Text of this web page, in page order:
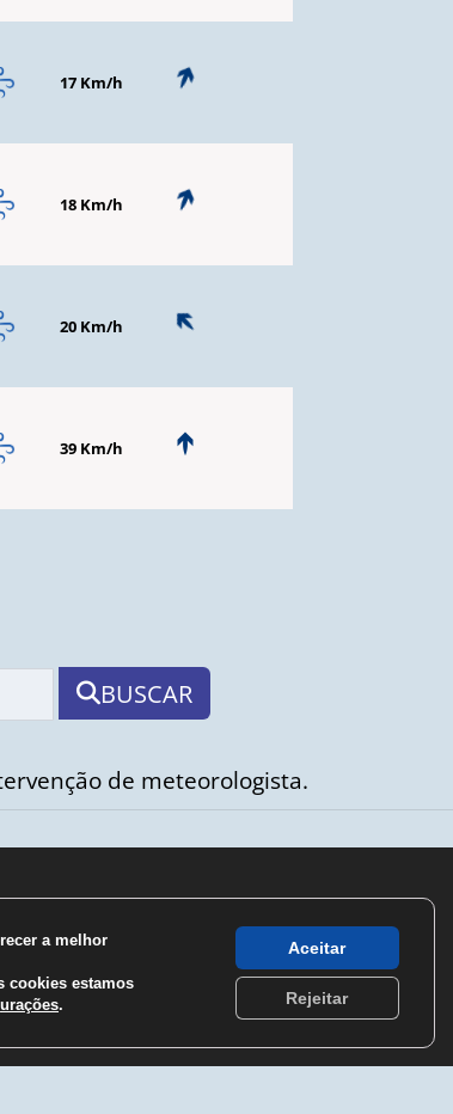
17 Km/h
18 Km/h
20 Km/h
39 Km/h
BUSCAR
de meteorologista.
a melhor
cookies estamos
.
Aceitar
Rejeitar